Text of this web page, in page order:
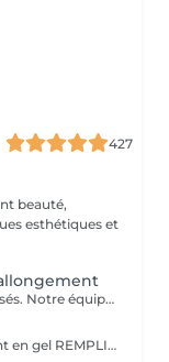
427
beauté,
Votre expert en soins des ongles personnalisés. Notre équipe de prothésistes ongulaires diplômées vous offre une gamme complète de services pour des ongles magnifiques et durables. Expertise et Professionnalisme : Prothésistes qualifiées et expérimentées : o Isabel o Francesca o Fatima o Deborah o Patricia o Mirza Des produits de haute qualité, aux couleurs variées pour des résultats éclatants et durables. Garantie de beauté et santé de vos ongles. Services adaptés à vos goûts et votre personnalité Capsules pour allonger rapidement vos ongles. Rallongement en Gel : Pour un résultat naturel et durable. Remplissage toute les 3 a 4 semaines pour comble la repousse et préserve l'intégrité de la pose initiale. Manucure Soins et esthétisme pour des ongles en pleine santé et élégants. Nos Techniques Manucure Combinée : Soins complets et embellissement. Vernis Semi-Permanent : Couleur durable sans pose de gel. Chablon ou Capsules : Pose traditionnelle ou look naturel.
POSE D'ONGLES - Capsules ou rallongement en gel REMPLISSAGE MANUCURE Nos prothésistes ongulaire diplômée vous accueille dans notre espace d'esthétique des soins des ongles personnalisés. Nos maîtrisons des méthodes qui sauront vous permettre de garder de beaux ongles durablement avec le stylise en fonction de vos goûts et de votre personnalité : manucure combinée, pose de vernis semi-permanent, remplissage, pose complète au chablon ou capsules. Nos produits à la pointe des tendances, de haute qualité, des couleurs dotées d'une pigmentation multiples.